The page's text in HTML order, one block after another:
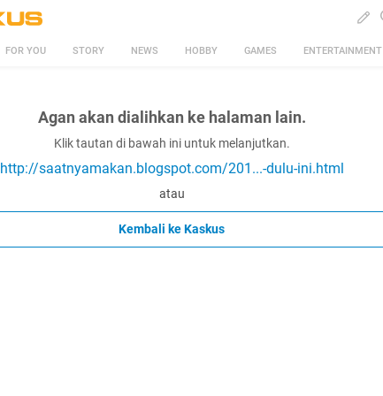
FOR YOU STORY NEWS HOBBY GAMES ENTERTAINMENT
Agan akan dialihkan ke halaman lain.
Klik tautan di bawah ini untuk melanjutkan.
http://saatnyamakan.blogspot.com/201...-dulu-ini.html
atau
Kembali ke Kaskus